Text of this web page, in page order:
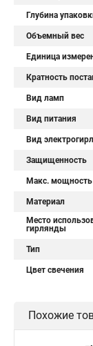
Глубина
Объемный вес
Единица
Кратность
Вид ламп
Вид питания
Вид
Защищенность
Макс.
Материал
Место
гирлянды
Тип
Цвет свечения
Похожие